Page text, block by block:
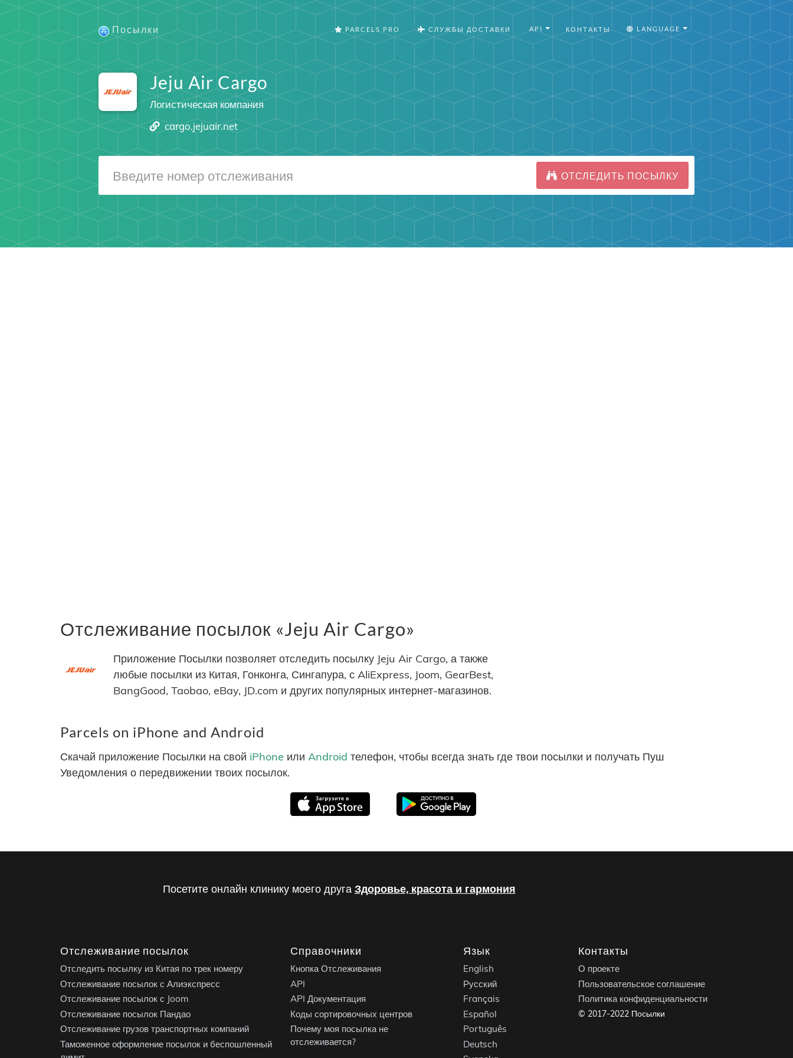
Посылки PARCELS PRO СЛУЖБЫ ДОСТАВКИ API КОНТАКТЫ LANGUAGE
Jeju Air Cargo
Логистическая компания
cargo.jejuair.net
ОТСЛЕДИТЬ ПОСЫЛКУ
Отслеживание посылок «Jeju Air Cargo»
Приложение Посылки позволяет отследить посылку Jeju Air Cargo, а также
любые посылки из Китая, Гонконга, Сингапура, с AliExpress, Joom, GearBest,
BangGood, Taobao, eBay, JD.com и других популярных интернет-магазинов.
Parcels on iPhone and Android
Скачай приложение Посылки на свой iPhone или Android телефон, чтобы всегда знать где твои посылки и получать Пуш
Уведомления о передвижении твоих посылок.
Посетите онлайн клинику моего друга Здоровье, красота и гармония
Отслеживание посылок
Отследить посылку из Китая по трек номеру
Отслеживание посылок с Алиэкспресс
Отслеживание посылок с Joom
Отслеживание посылок Пандао
Отслеживание грузов транспортных компаний
Таможенное оформление посылок и беспошленный
Справочники
Кнопка Отслеживания
API
API Документация
Коды сортировочных центров
Почему моя посылка не
отслеживается?
Язык
English
Русский
Français
Español
Português
Deutsch
Контакты
О проекте
Пользовательское соглашение
Политика конфиденциальности
© 2017-2022 Посылки